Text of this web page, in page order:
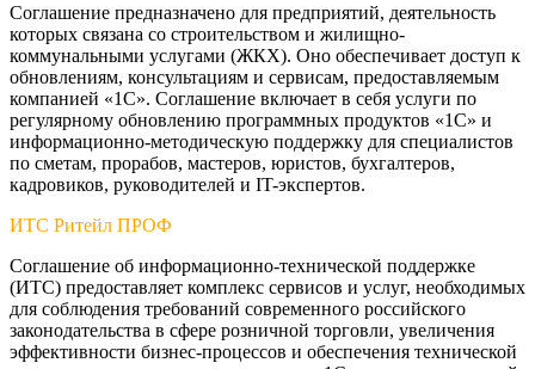
Соглашение предназначено для предприятий, деятельность
которых связана со строительством и жилищно-
коммунальными услугами (ЖКХ). Оно обеспечивает доступ к
обновлениям, консультациям и сервисам, предоставляемым
компанией «1С». Соглашение включает в себя услуги по
регулярному обновлению программных продуктов «1С» и
информационно-методическую поддержку для специалистов
по сметам, прорабов, мастеров, юристов, бухгалтеров,
кадровиков, руководителей и IT-экспертов.
ИТС Ритейл ПРОФ
Соглашение об информационно-технической поддержке
(ИТС) предоставляет комплекс сервисов и услуг, необходимых
для соблюдения требований современного российского
законодательства в сфере розничной торговли, увеличения
эффективности бизнес-процессов и обеспечения технической